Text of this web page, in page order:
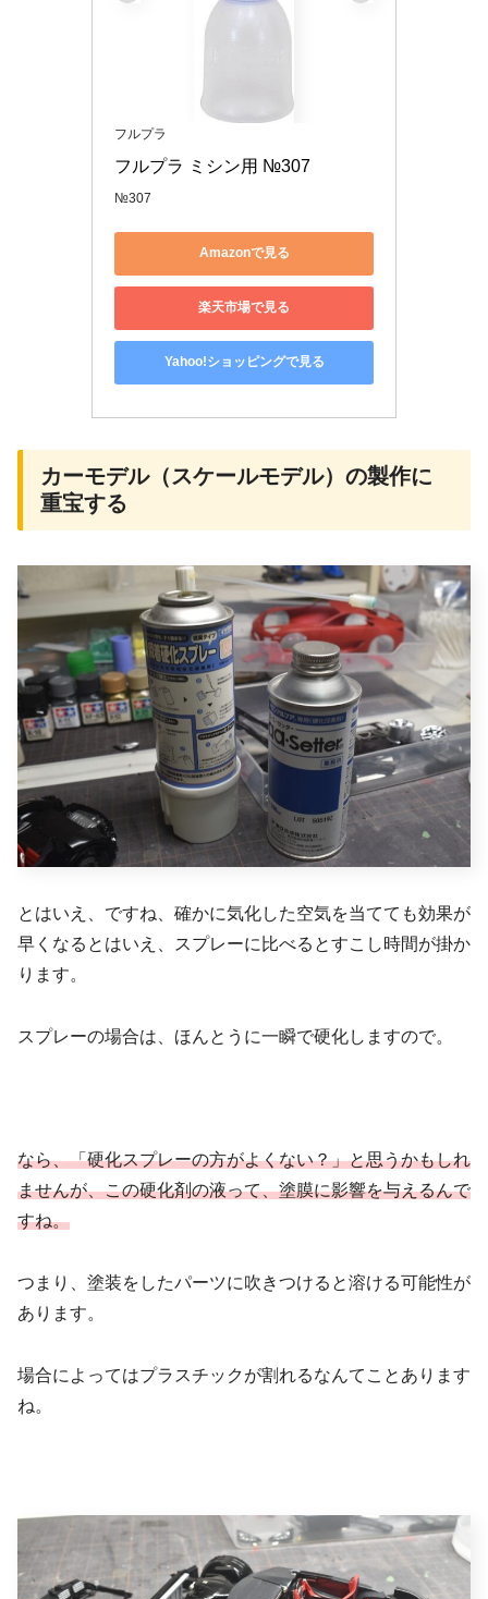
フルプラ
フルプラ ミシン用 №307
№307
Amazonで見る
楽天市場で見る
Yahoo!ショッピングで見る
カーモデル（スケールモデル）の製作に
重宝する
とはいえ、ですね、確かに気化した空気を当てても効果が
早くなるとはいえ、スプレーに比べるとすこし時間が掛か
ります。
スプレーの場合は、ほんとうに一瞬で硬化しますので。
なら、「硬化スプレーの方がよくない？」と思うかもしれ
ませんが、この硬化剤の液って、塗膜に影響を与えるんで
すね。
つまり、塗装をしたパーツに吹きつけると溶ける可能性が
あります。
場合によってはプラスチックが割れるなんてことあります
ね。